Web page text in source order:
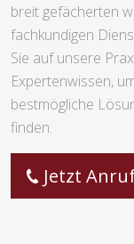
breit gefächerten
fachkundigen
Sie auf unsere
Expertenwissen,
bestmögliche
finden.
Jetzt